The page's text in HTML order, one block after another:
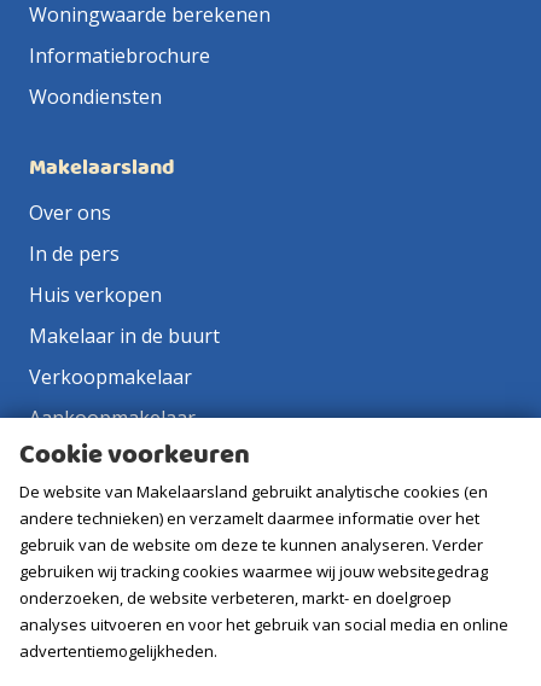
Woningwaarde berekenen
Informatiebrochure
Woondiensten
Makelaarsland
Over ons
In de pers
Huis verkopen
Makelaar in de buurt
Verkoopmakelaar
Aankoopmakelaar
Contact
Vacatures
Volg ons
Cookie voorkeuren
De website van Makelaarsland gebruikt analytische cookies (en
andere technieken) en verzamelt daarmee informatie over het
gebruik van de website om deze te kunnen analyseren. Verder
gebruiken wij tracking cookies waarmee wij jouw websitegedrag
onderzoeken, de website verbeteren, markt- en doelgroep
analyses uitvoeren en voor het gebruik van social media en online
advertentiemogelijkheden.